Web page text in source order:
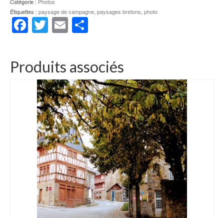
Étiquettes : paysage de campagne, paysages bretons, photo
Facebook
Twitter
Email
Produits associés